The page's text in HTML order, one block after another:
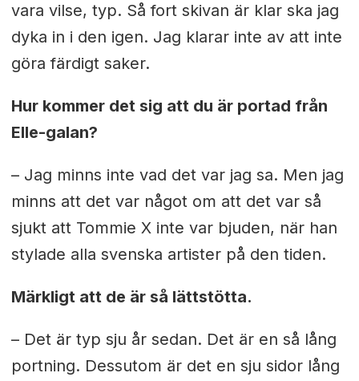
vara vilse, typ. Så fort skivan är klar ska jag
dyka in i den igen. Jag klarar inte av att inte
göra färdigt saker.
Hur kommer det sig att du är portad från
Elle-galan?
– Jag minns inte vad det var jag sa. Men jag
minns att det var något om att det var så
sjukt att Tommie X inte var bjuden, när han
stylade alla svenska artister på den tiden.
Märkligt att de är så lättstötta.
– Det är typ sju år sedan. Det är en så lång
portning. Dessutom är det en sju sidor lång